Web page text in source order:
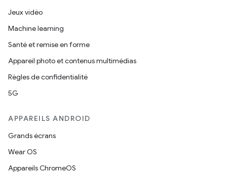
Jeux vidéo
Machine learning
Santé et remise en forme
Appareil photo et contenus multimédias
Règles de confidentialité
5G
APPAREILS ANDROID
Grands écrans
Wear OS
Appareils ChromeOS